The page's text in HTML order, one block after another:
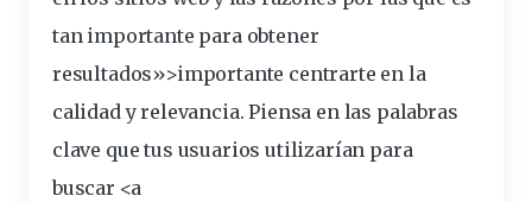
tan importante para obtener
resultados»>importante centrarte en la
calidad yrelevancia. Piensa en las palabras
clave que tus usuarios utilizarían para
buscar <a